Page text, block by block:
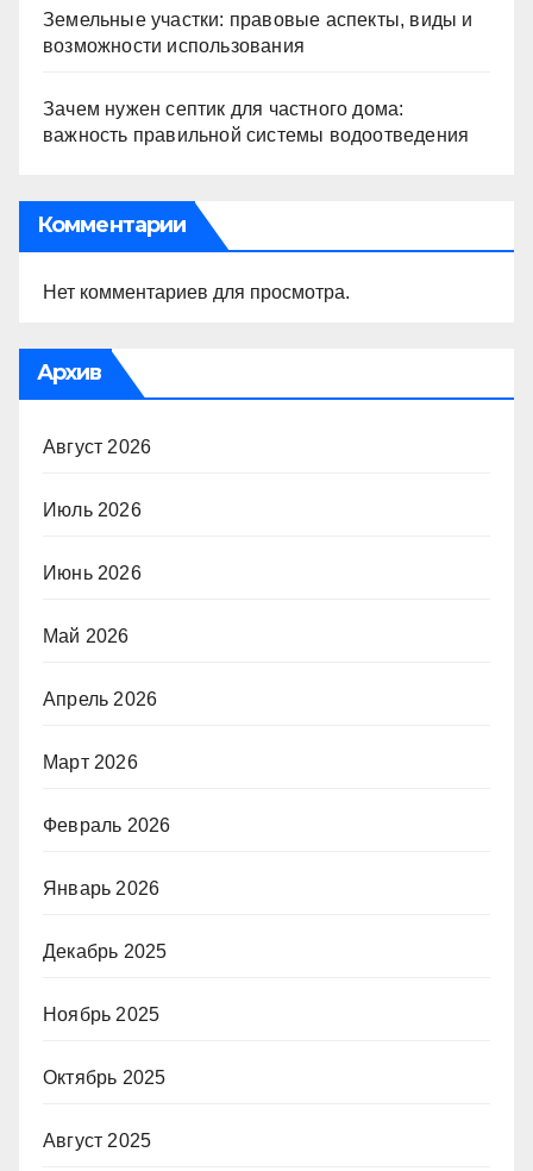
Земельные участки: правовые аспекты, виды и
возможности использования
Зачем нужен септик для частного дома:
важность правильной системы водоотведения
Комментарии
Нет комментариев для просмотра.
Архив
Август 2026
Июль 2026
Июнь 2026
Май 2026
Апрель 2026
Март 2026
Февраль 2026
Январь 2026
Декабрь 2025
Ноябрь 2025
Октябрь 2025
Август 2025